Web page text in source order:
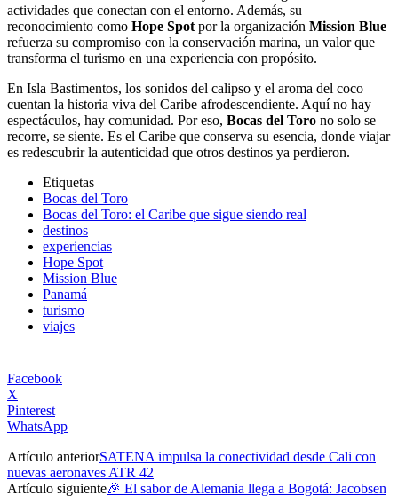
actividades que conectan con el entorno. Además, su
reconocimiento como Hope Spot por la organización Mission Blue
refuerza su compromiso con la conservación marina, un valor que
transforma el turismo en una experiencia con propósito.
En Isla Bastimentos, los sonidos del calipso y el aroma del coco
cuentan la historia viva del Caribe afrodescendiente. Aquí no hay
espectáculos, hay comunidad. Por eso, Bocas del Toro no solo se
recorre, se siente. Es el Caribe que conserva su esencia, donde viajar
es redescubrir la autenticidad que otros destinos ya perdieron.
Etiquetas
Bocas del Toro
Bocas del Toro: el Caribe que sigue siendo real
destinos
experiencias
Hope Spot
Mission Blue
Panamá
turismo
viajes
Facebook
X
Pinterest
WhatsApp
Artículo anteriorSATENA impulsa la conectividad desde Cali con
nuevas aeronaves ATR 42
Artículo siguiente🎉 El sabor de Alemania llega a Bogotá: Jacobsen